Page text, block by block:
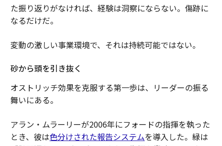
た振り返りがなければ、経験は洞察にならない。傷跡に
なるだけだ。
変動の激しい事業環境で、それは持続可能ではない。
砂から頭を引き抜く
オストリッチ効果を克服する第一歩は、リーダーの振る
舞いにある。
アラン・ムラーリーが2006年にフォードの指揮を執った
とき、彼は色分けされた報告システムを導入した。緑は